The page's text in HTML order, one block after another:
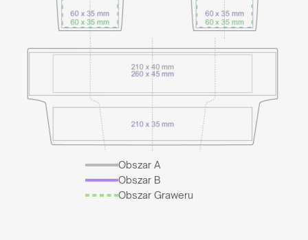
Obszar A
Obszar B
Obszar Graweru